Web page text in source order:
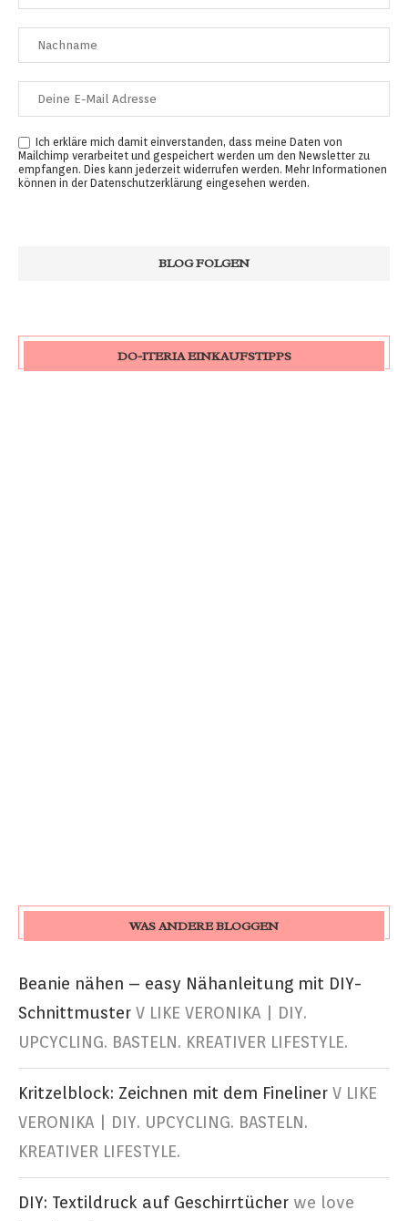
Ich erkläre mich damit einverstanden, dass meine Daten von
Mailchimp verarbeitet und gespeichert werden um den Newsletter zu
empfangen. Dies kann jederzeit widerrufen werden. Mehr Informationen
können in der Datenschutzerklärung eingesehen werden.
DO-ITERIA EINKAUFSTIPPS
WAS ANDERE BLOGGEN
Beanie nähen – easy Nähanleitung mit DIY-
Schnittmuster V LIKE VERONIKA | DIY.
UPCYCLING. BASTELN. KREATIVER LIFESTYLE.
Kritzelblock: Zeichnen mit dem Fineliner V LIKE
VERONIKA | DIY. UPCYCLING. BASTELN.
KREATIVER LIFESTYLE.
DIY: Textildruck auf Geschirrtücher we love